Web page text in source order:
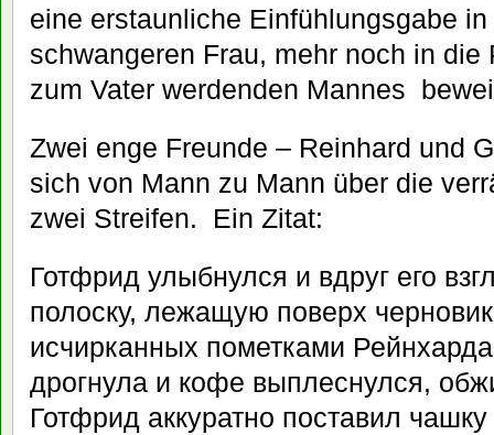
eine erstaunliche Einfühlungsgabe
schwangeren Frau, mehr noch in
zum Vater werdenden Mannes
Zwei enge Freunde – Reinhard und
sich von Mann zu Mann über die
zwei Streifen. Ein Zitat:
Готфрид улыбнулся и вдруг его
полоску, лежащую поверх
исчирканных пометками
дрогнула и кофе выплеснулся,
Готфрид аккуратно поставил